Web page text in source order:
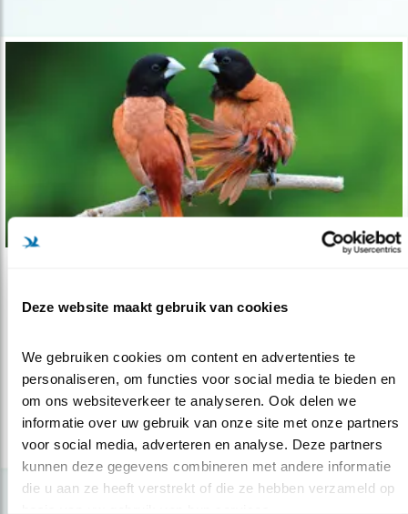
Deze website maakt gebruik van cookies
We gebruiken cookies om content en advertenties te
personaliseren, om functies voor social media te bieden en
om ons websiteverkeer te analyseren. Ook delen we
informatie over uw gebruik van onze site met onze partners
voor social media, adverteren en analyse. Deze partners
kunnen deze gegevens combineren met andere informatie
die u aan ze heeft verstrekt of die ze hebben verzameld op
De bizarre snaveltjes van de prachtvinke..
het wild met vele honderden fot..
lees meer